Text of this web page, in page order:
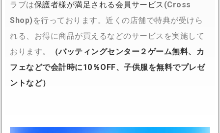
ラブは保護者様が満足される会員サービス (Cross
Shop)を行っております。近くの店舗で特典が受けら
れる、お得に商品が買えるなどのサービスを実施して
おります。
（バッティングセンター２ゲーム無料、カ
フェなどで会計時に10 ％OFF、子供服を無料でプレゼ
ントなど）